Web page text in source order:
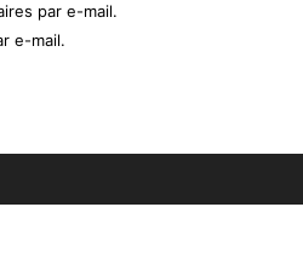
par e-mail.
e-mail.